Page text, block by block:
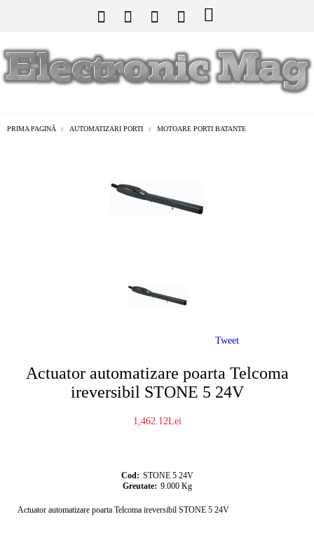
PRIMA PAGINĂ AUTOMATIZARI PORTI MOTOARE PORTI BATANTE
Actuator automatizare poarta Telcoma
ireversibil STONE 5 24V
1,462.12Lei
Cod: STONE 5 24V
Greutate: 9.000 Kg
Actuator automatizare poarta Telcoma ireversibil STONE 5 24V
Tweet